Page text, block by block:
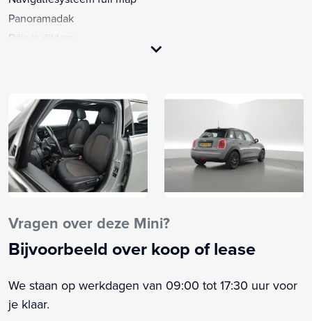
Panoramadak
Prijs is rijklaar
Achterbank in delen neerklapbaar
Airbag(s) side voor
Airbag bestuurder
Airbag passagier
Airco automatisch
Alarm klasse 1(startblokkering)
Anti Blokkeer Systeem
Audio installatie
Bandenspanningscontrolesysteem
Boordcomputer
Buitenspiegels elektrisch verstel- en verwarmbaar
Vragen over deze Mini?
Bijvoorbeeld over koop of lease
We staan op werkdagen van 09:00 tot 17:30 uur voor
je klaar.